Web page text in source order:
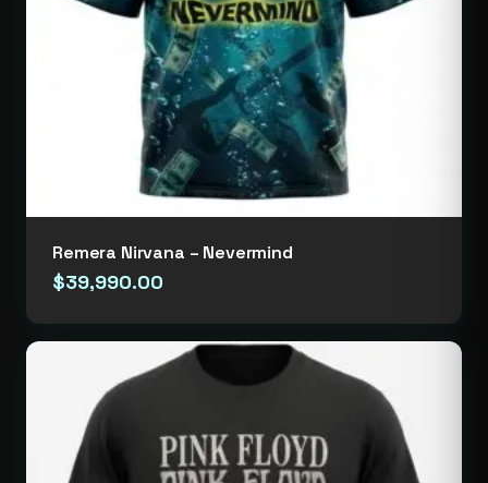
Remera Nirvana – Nevermind
$39,990.00